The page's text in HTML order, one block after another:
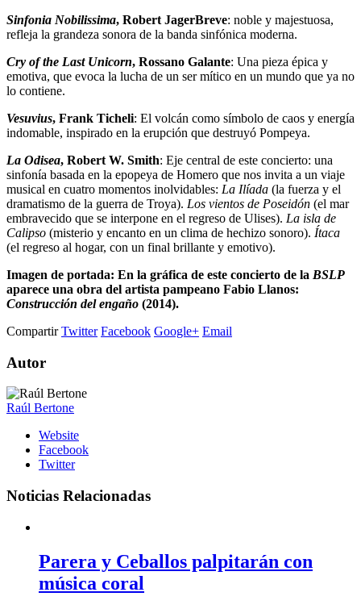
Sinfonia Nobilissima, Robert JagerBreve: noble y majestuosa,
refleja la grandeza sonora de la banda sinfónica moderna.
Cry of the Last Unicorn, Rossano Galante: Una pieza épica y
emotiva, que evoca la lucha de un ser mítico en un mundo que ya no
lo contiene.
Vesuvius, Frank Ticheli: El volcán como símbolo de caos y energía
indomable, inspirado en la erupción que destruyó Pompeya.
La Odisea, Robert W. Smith: Eje central de este concierto: una
sinfonía basada en la epopeya de Homero que nos invita a un viaje
musical en cuatro momentos inolvidables: La Ilíada (la fuerza y el
dramatismo de la guerra de Troya). Los vientos de Poseidón (el mar
embravecido que se interpone en el regreso de Ulises). La isla de
Calipso (misterio y encanto en un clima de hechizo sonoro). Ítaca
(el regreso al hogar, con un final brillante y emotivo).
Imagen de portada: En la gráfica de este concierto de la BSLP
aparece una obra del artista pampeano Fabio Llanos:
Construcción del engaño (2014).
Compartir Twitter Facebook Google+ Email
Autor
Raúl Bertone
Website
Facebook
Twitter
Noticias Relacionadas
Parera y Ceballos palpitarán con
música coral